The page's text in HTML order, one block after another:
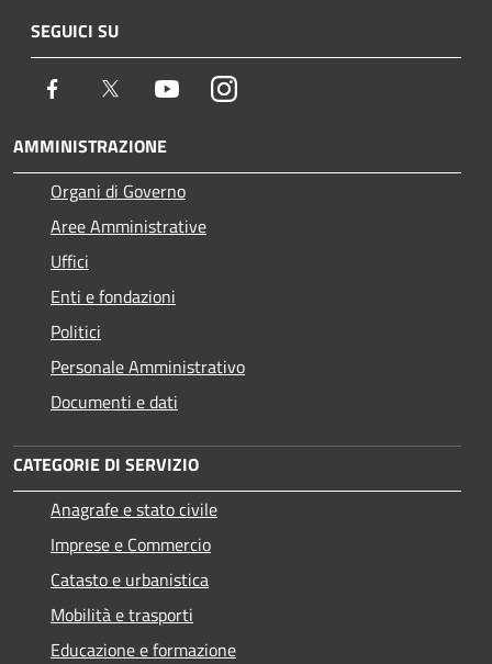
SEGUICI SU
Facebook Twitter YoutubeInstagram
AMMINISTRAZIONE
Organi di Governo
Aree Amministrative
Uffici
Enti e fondazioni
Politici
Personale Amministrativo
Documenti e dati
CATEGORIE DI SERVIZIO
Anagrafe e stato civile
Imprese e Commercio
Catasto e urbanistica
Mobilità e trasporti
Educazione e formazione